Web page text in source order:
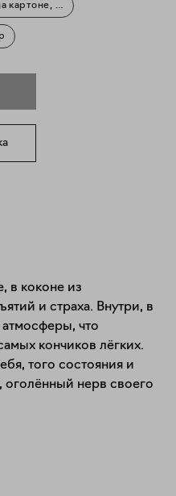
картоне, масло
в коконе из
и страха. Внутри, в
атмосферы, что
кончиков лёгких.
того состояния и
оголённый нерв своего